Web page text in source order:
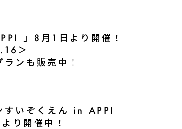
」8月1日より開催！
＞
ンも販売中！
すいぞくえん in APPI
り開催中！